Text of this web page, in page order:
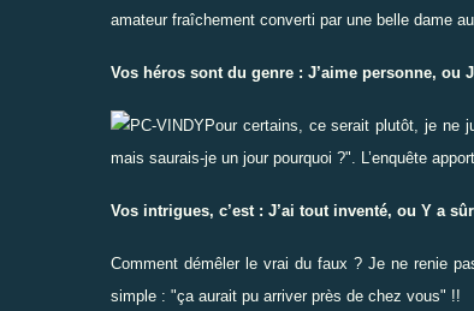
amateur fraîchement converti par une belle dame
Vos héros sont du genre : J’aime personne, ou
Pour certains, ce serait plutôt, je ne
mais saurais-je un jour pourquoi ?". L’enquête
Vos intrigues, c’est : J’ai tout inventé, ou Y a
Comment démêler le vrai du faux ? Je ne renie
simple : "ça aurait pu arriver près de chez vous" !!